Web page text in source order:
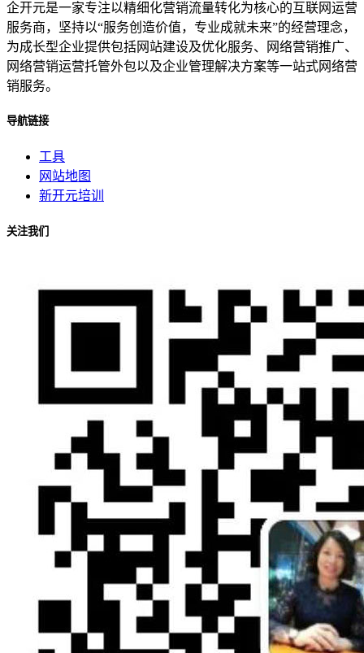
企开元是一家专注以精细化营销流量转化为核心的互联网运营
服务商，坚持以“服务创造价值，专业成就未来”的经营理念，
为成长型企业提供包括网站建设及优化服务、网络营销推广、
网络营销运营托管外包以及企业管理解决方案等一站式网络营
销服务。
导航链接
工具
网站地图
新开元培训
关注我们